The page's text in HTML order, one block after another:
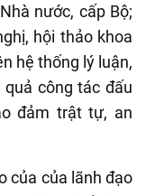
nước, cấp Bộ;
hội thảo khoa
hệ thống lý luận,
công tác đấu
đảm trật tự, an
của của lãnh đạo